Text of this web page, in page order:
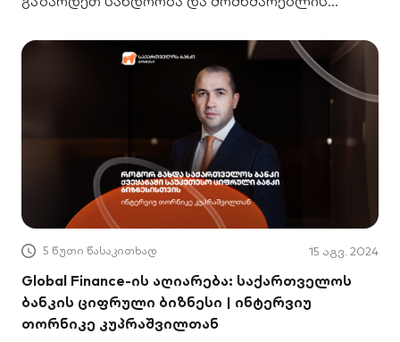
5 წუთი წასაკითხად 15 აგვ. 2024
Global Finance-ის აღიარება: საქართველოს
ბანკის ციფრული ბიზნესი | ინტერვიუ
თორნიკე კუპრაშვილთან